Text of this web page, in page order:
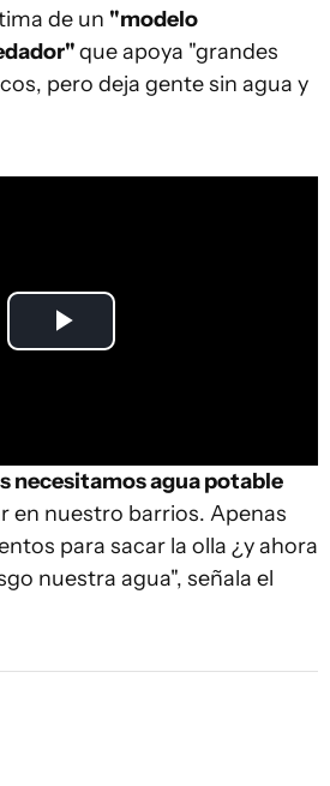
de un "modelo
que apoya "grandes
pero deja gente sin agua y
Play
necesitamos agua potable
en nuestro barrios. Apenas
para sacar la olla ¿y ahora
nuestra agua", señala el